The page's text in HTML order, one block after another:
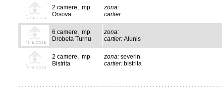
2 camere, mp
Orsova
zona:
cartier:
6 camere, mp
Drobeta Turnu
zona:
cartier: Alunis
2 camere, mp
Bistrita
zona: severin
cartier: bistrita